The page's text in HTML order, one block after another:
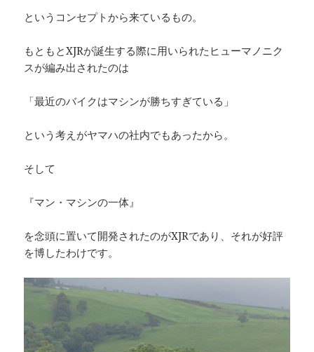
というコンセプトから来ているもの。
もともとXJRが誕生する際に用いられたヒューマノニク
スが編み出されたのは
「最近のバイクはマシンが勝ちすぎている」
という考えがヤマハの社内でもあったから。
そして
『マン・マシンの一体』
を念頭に置いて開発されたのがXJRであり、それが好評
を博したわけです。